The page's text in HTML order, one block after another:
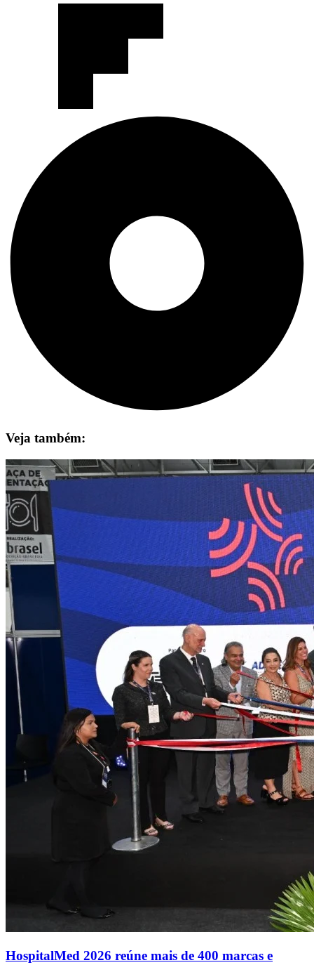
Veja também:
HospitalMed 2026 reúne mais de 400 marcas e